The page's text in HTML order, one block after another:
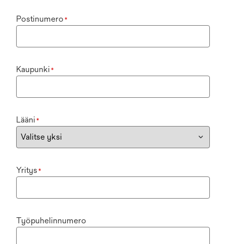
Postinumero *
Kaupunki *
Lääni *
Yritys *
Työpuhelinnumero